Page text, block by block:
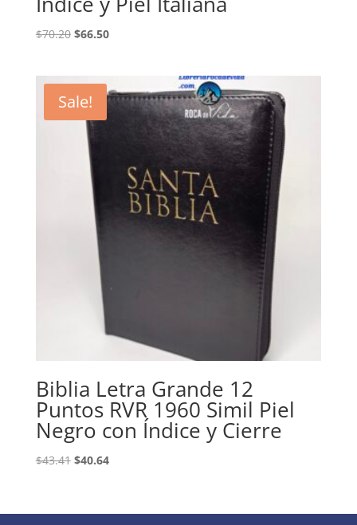
$70.20 Original
$70.20.
$66.50Current
$66.50.
Sale!
Biblia Letra Grande 12
Puntos RVR 1960 Simil Piel
Negro con Índice y Cierre
$43.41 Original
$43.41.
$40.64Current
$40.64.